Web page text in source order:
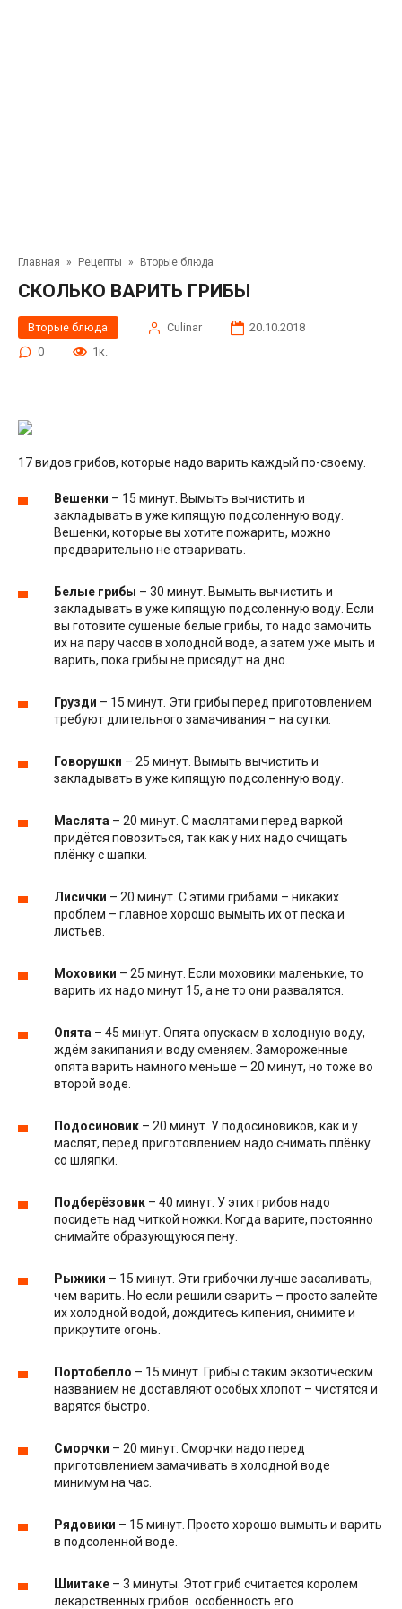
Главная » Рецепты » Вторые блюда
СКОЛЬКО ВАРИТЬ ГРИБЫ
Вторые блюда Сulinar
20.10.2018
0
1к.
17 видов грибов, которые надо варить каждый по-своему.
Вешенки – 15 минут. Вымыть вычистить и
закладывать в уже кипящую подсоленную воду.
Вешенки, которые вы хотите пожарить, можно
предварительно не отваривать.
Белые грибы – 30 минут. Вымыть вычистить и
закладывать в уже кипящую подсоленную воду. Если
вы готовите сушеные белые грибы, то надо замочить
их на пару часов в холодной воде, а затем уже мыть и
варить, пока грибы не присядут на дно.
Грузди – 15 минут. Эти грибы перед приготовлением
требуют длительного замачивания – на сутки.
Говорушки – 25 минут. Вымыть вычистить и
закладывать в уже кипящую подсоленную воду.
Маслята – 20 минут. С маслятами перед варкой
придётся повозиться, так как у них надо счищать
плёнку с шапки.
Лисички – 20 минут. С этими грибами – никаких
проблем – главное хорошо вымыть их от песка и
листьев.
Моховики – 25 минут. Если моховики маленькие, то
варить их надо минут 15, а не то они развалятся.
Опята – 45 минут. Опята опускаем в холодную воду,
ждём закипания и воду сменяем. Замороженные
опята варить намного меньше – 20 минут, но тоже во
второй воде.
Подосиновик – 20 минут. У подосиновиков, как и у
маслят, перед приготовлением надо снимать плёнку
со шляпки.
Подберёзовик – 40 минут. У этих грибов надо
посидеть над читкой ножки. Когда варите, постоянно
снимайте образующуюся пену.
Рыжики – 15 минут. Эти грибочки лучше засаливать,
чем варить. Но если решили сварить – просто залейте
их холодной водой, дождитесь кипения, снимите и
прикрутите огонь.
Портобелло – 15 минут. Грибы с таким экзотическим
названием не доставляют особых хлопот – чистятся и
варятся быстро.
Сморчки – 20 минут. Сморчки надо перед
приготовлением замачивать в холодной воде
минимум на час.
Рядовики – 15 минут. Просто хорошо вымыть и варить
в подсоленной воде.
Шиитаке – 3 минуты. Этот гриб считается королем
лекарственных грибов. особенность его